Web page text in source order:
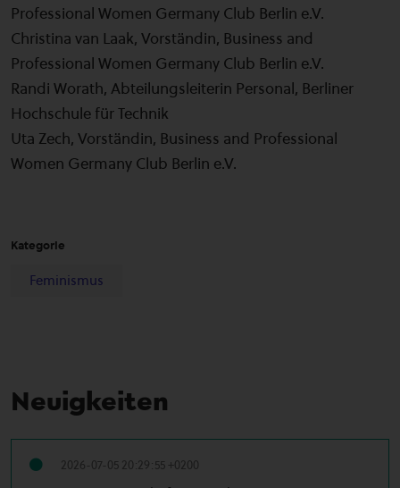
Professional Women Germany Club Berlin e.V.
Christina van Laak, Vorständin, Business and
Professional Women Germany Club Berlin e.V.
Randi Worath, Abteilungsleiterin Personal, Berliner
Hochschule für Technik
Uta Zech, Vorständin, Business and Professional
Women Germany Club Berlin e.V.
Kategorie
Feminismus
Neuigkeiten
2026-07-05 20:29:55 +0200